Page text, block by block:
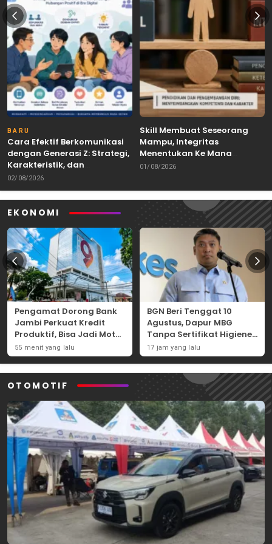
BARU
Cara Efektif Berkomunikasi
dengan Generasi Z: Strategi,
Karakteristik, dan
Tantangannya
02/08/2026
Skill Membuat Seseorang
Mampu, Integritas
Menentukan Ke Mana
Kemampuan Itu Dibawa
01/08/2026
EKONOMI
Pengamat Dorong Bank
Jambi Perkuat Kredit
Produktif, Bisa Jadi Motor
Ekonomi Daerah
55 menit yang lalu
BGN Beri Tenggat 10
Agustus, Dapur MBG
Tanpa Sertifikat Higiene
Terancam Tutup
Permanen
17 jam yang lalu
OTOMOTIF